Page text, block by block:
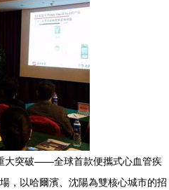
大突破——全球首款便攜式心血管疾
，以哈爾濱、沈陽為雙核心城市的招